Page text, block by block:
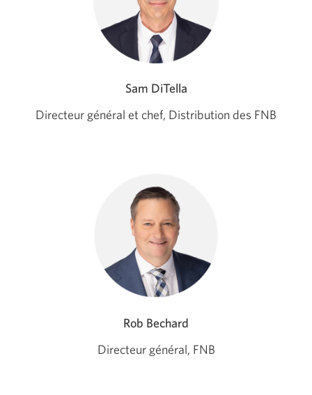
Sam DiTella
Directeur général et chef, Distribution des FNB
Rob Bechard
Directeur général, FNB